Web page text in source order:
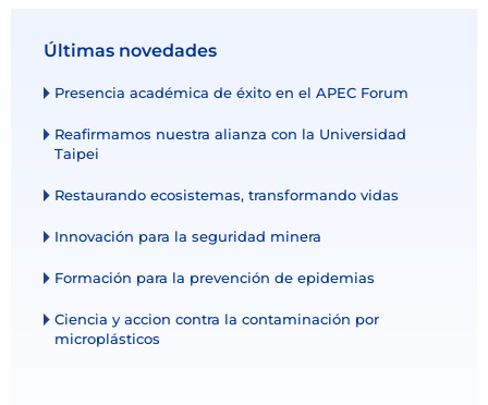
Últimas novedades
Presencia académica de éxito en el APEC Forum
Reafirmamos nuestra alianza con la Universidad
Taipei
Restaurando ecosistemas, transformando vidas
Innovación para la seguridad minera
Formación para la prevención de epidemias
Ciencia y accion contra la contaminación por
microplásticos